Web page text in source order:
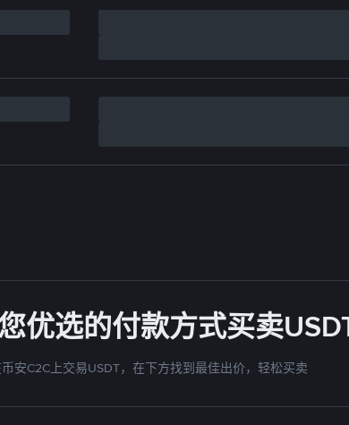
优选的付款方式买卖
安C2C上交易USDT，在下方找到最佳出价，轻松买卖